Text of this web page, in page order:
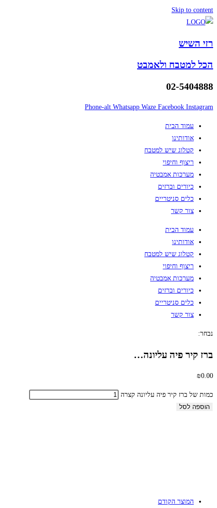
Skip to content
רזי השיש
הכל למטבח ולאמבט
02-5404888
Phone-alt Whatsapp Waze Facebook Instagram
עמוד הבית
אודותינו
קטלוג שיש למטבח
ריצוף וחיפוי
מערכות אמבטיה
כיורים וברזים
כלים סניטריים
צור קשר
עמוד הבית
אודותינו
קטלוג שיש למטבח
ריצוף וחיפוי
מערכות אמבטיה
כיורים וברזים
כלים סניטריים
צור קשר
נבחר:
ברז קיר פיה עליונה…
₪0.00
כמות של ברז קיר פיה עליונה קצרה
הוספה לסל
המוצר הקודם